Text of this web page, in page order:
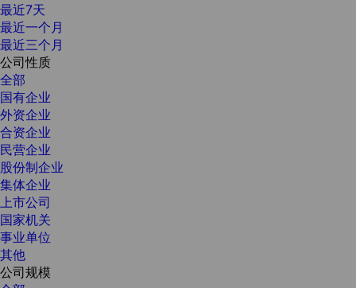
最近7天
最近一个月
最近三个月
公司性质
全部
国有企业
外资企业
合资企业
民营企业
股份制企业
集体企业
上市公司
国家机关
事业单位
其他
公司规模